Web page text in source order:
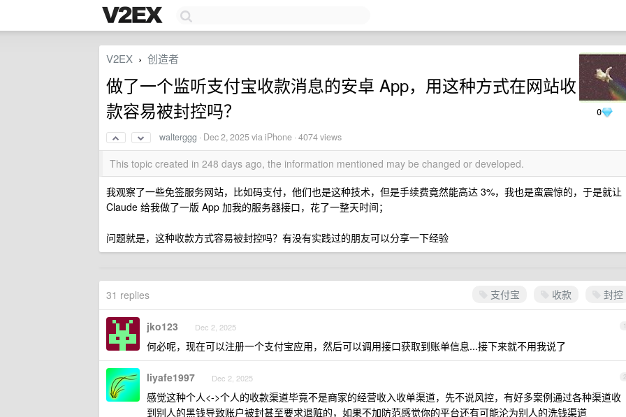
0
V2EX › 创造者
做了一个监听支付宝收款消息的安卓 App，用这种方式在网站收
款容易被封控吗？
walterggg · Dec 2, 2025via iPhone · 4074 views
This topic created in 248 days ago, the information mentioned may be changed or developed.
我观察了一些免签服务网站，比如码支付，他们也是这种技术，但是手续费竟然能高达 3%，我也是蛮震惊的，于是就让
Claude 给我做了一版 App 加我的服务器接口，花了一整天时间；
问题就是，这种收款方式容易被封控吗？有没有实践过的朋友可以分享一下经验
支付宝 收款 封控
31 replies
1
jko123 Dec 2, 2025
何必呢，现在可以注册一个支付宝应用，然后可以调用接口获取到账单信息...接下来就不用我说了
2
liyafe1997 Dec 2, 2025
感觉这种个人<->个人的收款渠道毕竟不是商家的经营收入收单渠道，先不说风控，有好多案例通过各种渠道收
到别人的黑钱导致账户被封甚至要求退赃的，如果不加防范感觉你的平台还有可能沦为别人的洗钱渠道